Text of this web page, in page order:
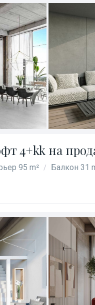
4+kk на
95 m² / Балкон 31